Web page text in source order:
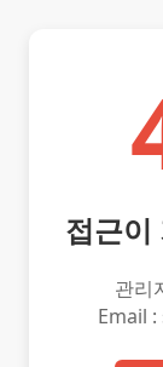
접근이
관리
Email